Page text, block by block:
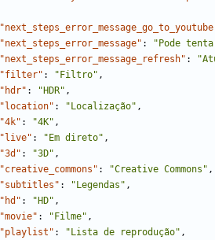
"next_steps_error_message" : "Pode
"next_steps_error_message_refresh" :
"filter" : "Filtro" ,
"hdr" : "HDR" ,
"location" : "Localização" ,
"4k" : "4K" ,
"live" : "Em direto" ,
"3d" : "3D" ,
"creative_commons" : "Creative Commons" ,
"subtitles" : "Legendas" ,
"hd" : "HD" ,
"movie" : "Filme" ,
"playlist" : "Lista de reprodução" ,